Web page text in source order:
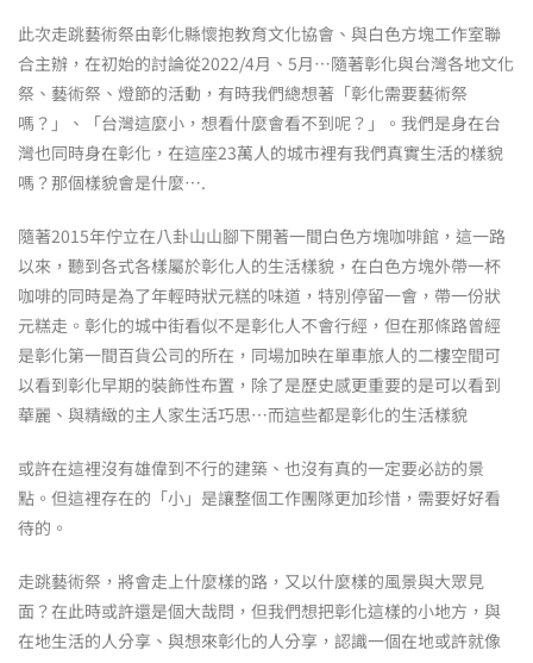
此次走跳藝術祭由彰化縣懷抱教育文化協會、與白色方塊工作室聯
合主辦，在初始的討論從2022/4月、5月…隨著彰化與台灣各地文化
祭、藝術祭、燈節的活動，有時我們總想著「彰化需要藝術祭
嗎？」、「台灣這麼小，想看什麼會看不到呢？」。我們是身在台
灣也同時身在彰化，在這座23萬人的城市裡有我們真實生活的樣貌
嗎？那個樣貌會是什麼….
隨著2015年佇立在八卦山山腳下開著一間白色方塊咖啡館，這一路
以來，聽到各式各樣屬於彰化人的生活樣貌，在白色方塊外帶一杯
咖啡的同時是為了年輕時狀元糕的味道，特別停留一會，帶一份狀
元糕走。彰化的城中街看似不是彰化人不會行經，但在那條路曾經
是彰化第一間百貨公司的所在，同場加映在單車旅人的二樓空間可
以看到彰化早期的裝飾性布置，除了是歷史感更重要的是可以看到
華麗、與精緻的主人家生活巧思…而這些都是彰化的生活樣貌
或許在這裡沒有雄偉到不行的建築、也沒有真的一定要必訪的景
點。但這裡存在的「小」是讓整個工作團隊更加珍惜，需要好好看
待的。
走跳藝術祭，將會走上什麼樣的路，又以什麼樣的風景與大眾見
面？在此時或許還是個大哉問，但我們想把彰化這樣的小地方，與
在地生活的人分享、與想來彰化的人分享，認識一個在地或許就像